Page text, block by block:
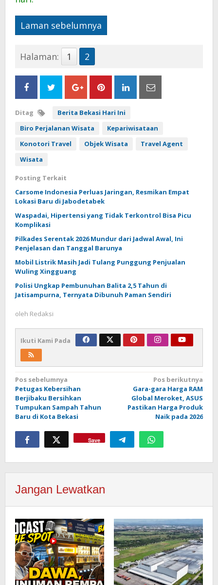
Laman sebelumnya
Halaman: 1 2
Ditag
Berita Bekasi Hari Ini
Biro Perjalanan Wisata
Kepariwisataan
Konotori Travel
Objek Wisata
Travel Agent
Wisata
Posting Terkait
Carsome Indonesia Perluas Jaringan, Resmikan Empat
Lokasi Baru di Jabodetabek
Waspadai, Hipertensi yang Tidak Terkontrol Bisa Picu
Komplikasi
Pilkades Serentak 2026 Mundur dari Jadwal Awal, Ini
Penjelasan dan Tanggal Barunya
Mobil Listrik Masih Jadi Tulang Punggung Penjualan
Wuling Xingguang
Polisi Ungkap Pembunuhan Balita 2,5 Tahun di
Jatisampurna, Ternyata Dibunuh Paman Sendiri
oleh Redaksi
Ikuti Kami Pada
Navigasi
pos
Pos sebelumnya
Petugas Kebersihan
Berjibaku Bersihkan
Tumpukan Sampah Tahun
Baru di Kota Bekasi
Pos berikutnya
Gara-gara Harga RAM
Global Meroket, ASUS
Pastikan Harga Produk
Naik pada 2026
Save
Jangan Lewatkan